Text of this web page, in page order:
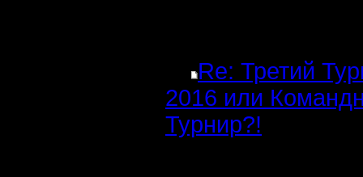
Re: Третий
2016 или
Турнир?!